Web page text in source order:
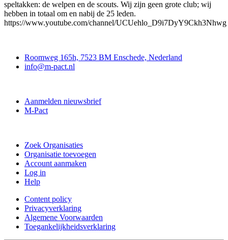
speltakken: de welpen en de scouts. Wij zijn geen grote club; wij
hebben in totaal om en nabij de 25 leden.
https://www.youtube.com/channel/UCUehlo_D9i7DyY9Ckh3Nhwg
Roomweg 165h, 7523 BM Enschede, Nederland
info@m-pact.nl
Aanmelden nieuwsbrief
M-Pact
Zoek Organisaties
Organisatie toevoegen
Account aanmaken
Log in
Help
Content policy
Privacyverklaring
Algemene Voorwaarden
Toegankelijkheidsverklaring